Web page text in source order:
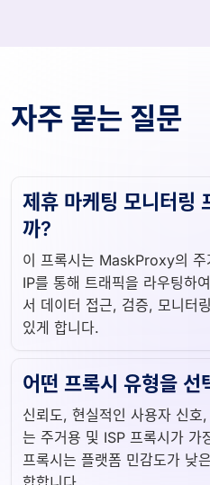
자주 묻는 질문
제휴 마케팅 모니터링
까?
이 프록시는 MaskProxy의 주
IP를 통해 트래픽을 라우팅하
서 데이터 접근, 검증, 모니터
있게 합니다.
어떤 프록시 유형을 선
신뢰도, 현실적인 사용자 신
는 주거용 및 ISP 프록시가 가
프록시는 플랫폼 민감도가 낮
합합니다.